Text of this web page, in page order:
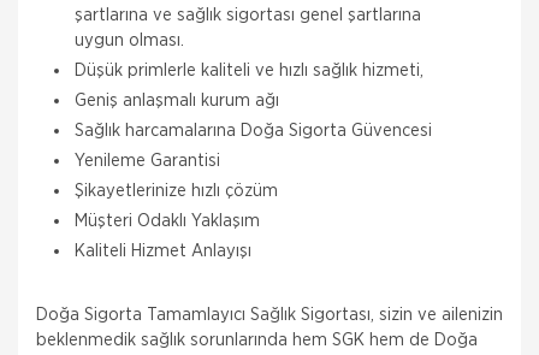
şartlarına ve sağlık sigortası genel şartlarına
uygun olması.
Düşük primlerle kaliteli ve hızlı sağlık hizmeti,
Geniş anlaşmalı kurum ağı
Sağlık harcamalarına Doğa Sigorta Güvencesi
Yenileme Garantisi
Şikayetlerinize hızlı çözüm
Müşteri Odaklı Yaklaşım
Kaliteli Hizmet Anlayışı
Doğa Sigorta Tamamlayıcı Sağlık Sigortası, sizin ve ailenizin
beklenmedik sağlık sorunlarında hem SGK hem de Doğa